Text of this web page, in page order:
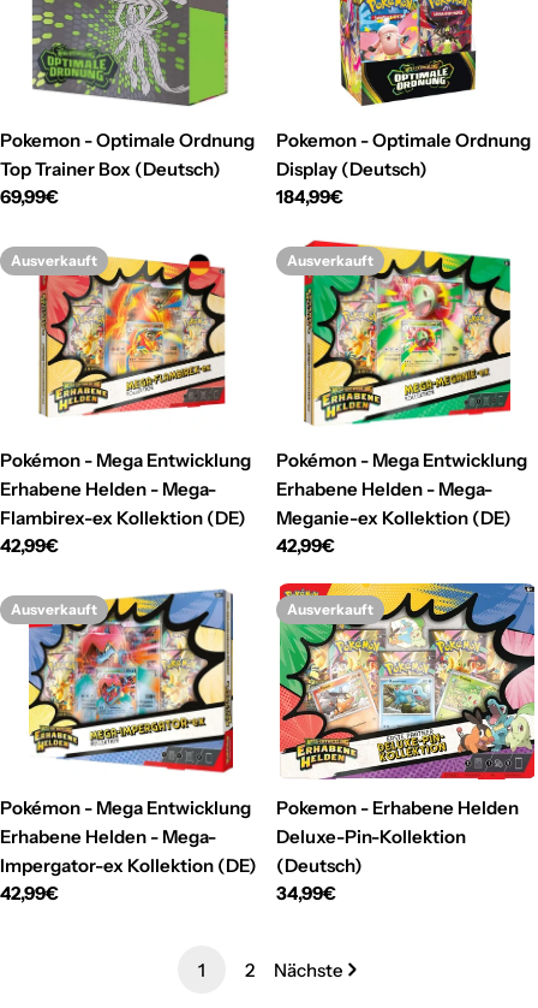
Pokemon - Optimale Ordnung
Top Trainer Box (Deutsch)
Regulärer
69,99€
Pokemon - Optimale Ordnung
Display (Deutsch)
Regulärer
184,99€
Ausverkauft
Pokémon - Mega Entwicklung
Erhabene Helden - Mega-
Flambirex-ex Kollektion (DE)
Regulärer
42,99€
Ausverkauft
Pokémon - Mega Entwicklung
Erhabene Helden - Mega-
Meganie-ex Kollektion (DE)
Regulärer
42,99€
Ausverkauft
Pokémon - Mega Entwicklung
Erhabene Helden - Mega-
Impergator-ex Kollektion (DE)
Regulärer
42,99€
Ausverkauft
Pokemon - Erhabene Helden
Deluxe-Pin-Kollektion
(Deutsch)
Regulärer
34,99€
1 2 Nächste